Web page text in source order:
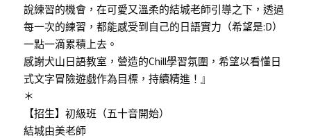
說練習的機會，在可愛又溫柔的結城老師引導之下，透過
每一次的練習，都能感受到自己的日語實力（希望是:D）
一點一滴累積上去。
感謝犬山日語教室，營造的Chill學習氛圍，希望以看懂日
式文字冒險遊戲作為目標，持續精進！』
＊
【招生】初級班（五十音開始）
結城由美老師